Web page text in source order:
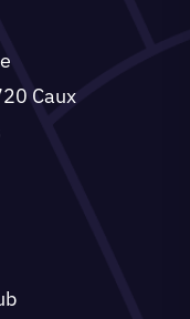
Caux